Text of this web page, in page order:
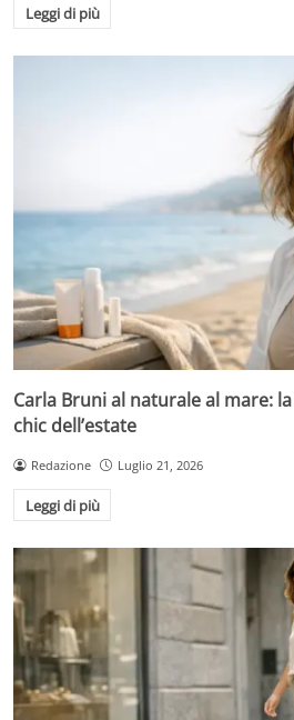
Leggi di più
Carla Bruni al naturale al mare:
chic dell’estate
Redazione Luglio 21, 2026
Leggi di più